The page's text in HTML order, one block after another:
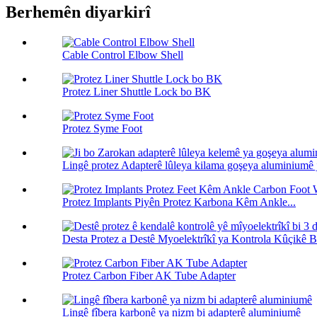
Berhemên diyarkirî
Cable Control Elbow Shell
Protez Liner Shuttle Lock bo BK
Protez Syme Foot
Lingê protez Adapterê lûleya kilama goşeya
Protez Implants Piyên Protez Karbona Kêm Ankle...
Desta Protez a Destê Myoelektrîkî ya Kontrola Kûçikê
Protez Carbon Fiber AK Tube Adapter
Lingê fîbera karbonê ya nizm bi adapterê aluminiumê